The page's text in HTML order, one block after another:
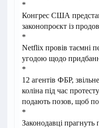
*
Конгрес США
законопроєкт із
*
Netflix провів таємні
угодою щодо
*
12 агентів ФБР,
коліна під час
подають позов, щоб
*
Законодавці прагнуть